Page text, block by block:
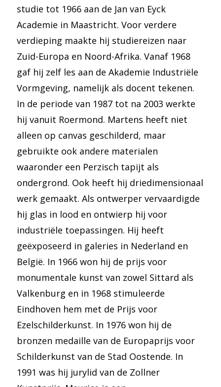
studie tot 1966 aan de Jan van Eyck
Academie in Maastricht. Voor verdere
verdieping maakte hij studiereizen naar
Zuid-Europa en Noord-Afrika. Vanaf 1968
gaf hij zelf les aan de Akademie Industriële
Vormgeving, namelijk als docent tekenen.
In de periode van 1987 tot na 2003 werkte
hij vanuit Roermond. Martens heeft niet
alleen op canvas geschilderd, maar
gebruikte ook andere materialen
waaronder een Perzisch tapijt als
ondergrond. Ook heeft hij driedimensionaal
werk gemaakt. Als ontwerper vervaardigde
hij glas in lood en ontwierp hij voor
industriële toepassingen. Hij heeft
geëxposeerd in galeries in Nederland en
België. In 1966 won hij de prijs voor
monumentale kunst van zowel Sittard als
Valkenburg en in 1968 stimuleerde
Eindhoven hem met de Prijs voor
Ezelschilderkunst. In 1976 won hij de
bronzen medaille van de Europaprijs voor
Schilderkunst van de Stad Oostende. In
1991 was hij jurylid van de Zollner